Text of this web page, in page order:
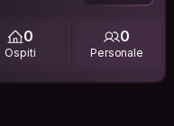
0
Ospiti
0
Personale